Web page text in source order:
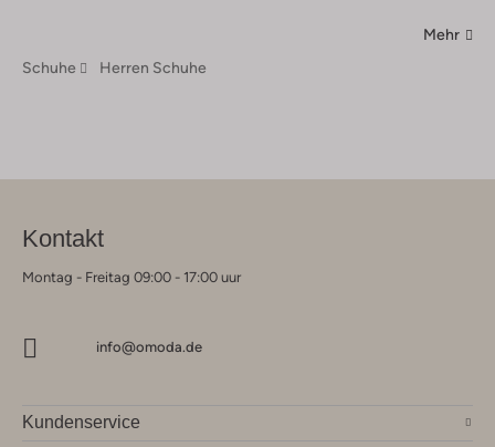
Mehr
Schuhe
Herren Schuhe
Kontakt
Montag - Freitag 09:00 - 17:00 uur
info@omoda.de
Kundenservice